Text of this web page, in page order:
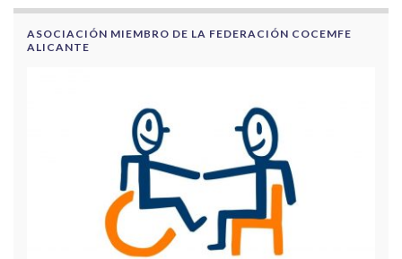
ASOCIACIÓN MIEMBRO DE LA FEDERACIÓN COCEMFE
ALICANTE